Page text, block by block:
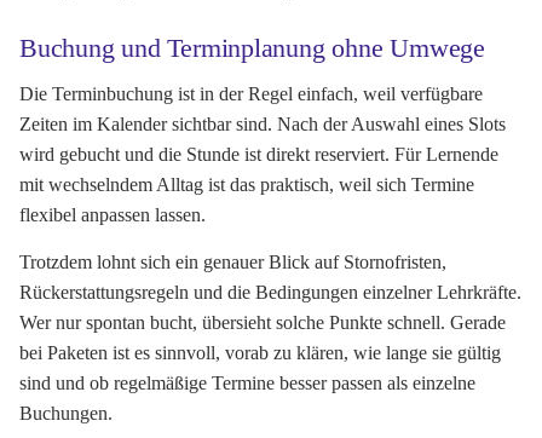
Buchung und Terminplanung ohne Umwege
Die Terminbuchung ist in der Regel einfach, weil verfügbare
Zeiten im Kalender sichtbar sind. Nach der Auswahl eines Slots
wird gebucht und die Stunde ist direkt reserviert. Für Lernende
mit wechselndem Alltag ist das praktisch, weil sich Termine
flexibel anpassen lassen.
Trotzdem lohnt sich ein genauer Blick auf Stornofristen,
Rückerstattungsregeln und die Bedingungen einzelner Lehrkräfte.
Wer nur spontan bucht, übersieht solche Punkte schnell. Gerade
bei Paketen ist es sinnvoll, vorab zu klären, wie lange sie gültig
sind und ob regelmäßige Termine besser passen als einzelne
Buchungen.